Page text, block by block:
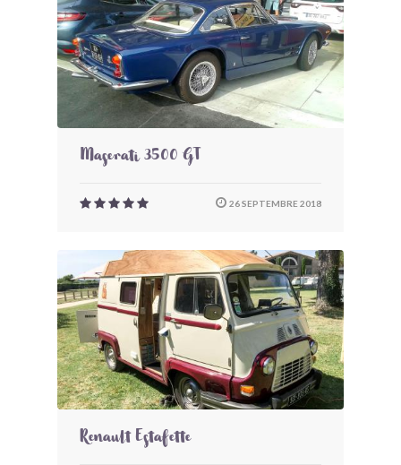
Maserati 3500 GT
26 SEPTEMBRE 2018
Renault Estafette